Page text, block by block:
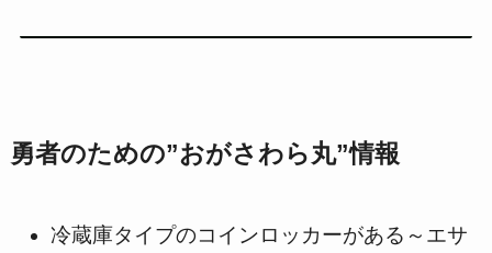
勇者のための”おがさわら丸”情報
冷蔵庫タイプのコインロッカーがある～エサ